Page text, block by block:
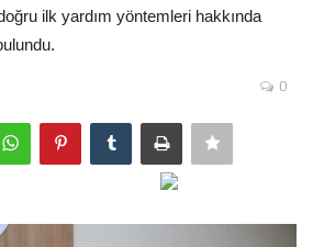
ilk yardım yöntemleri hakkında
0